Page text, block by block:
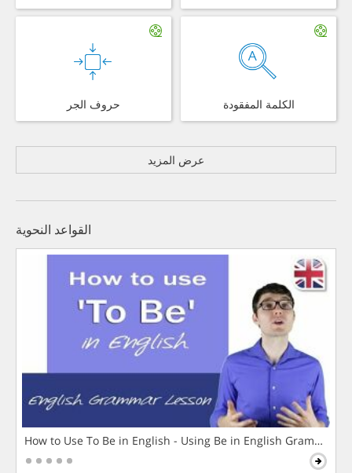
حروف الجر الكلمة المفقودة
عرض المزيد
القواعد النحوية
How to Use To Be in English - Using Be in English Grammar